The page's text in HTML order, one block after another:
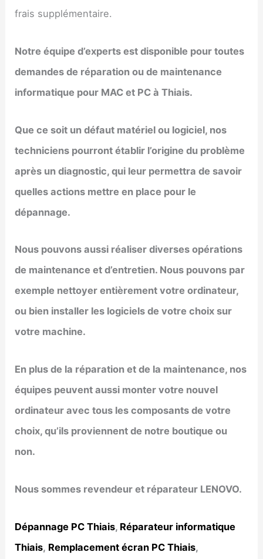
frais supplémentaire.
Notre équipe d’experts est disponible pour toutes
demandes de réparation ou de maintenance
informatique pour MAC et PC àThiais.
Que ce soit un défaut matériel ou logiciel, nos
techniciens pourront établir l’origine du problème
après un diagnostic, qui leur permettra de savoir
quelles actions mettre en place pour le
dépannage.
Nous pouvons aussi réaliser diverses opérations
de maintenance et d’entretien. Nous pouvons par
exemple nettoyer entièrement votre ordinateur,
ou bien installer les logiciels de votre choix sur
votre machine.
En plus de la réparation et de la maintenance, nos
équipes peuvent aussi monter votre nouvel
ordinateur avec tous les composants de votre
choix, qu’ils proviennent de notre boutique ou
non.
Nous sommes revendeur et réparateur LENOVO.
Dépannage PC Thiais, Réparateur informatique
Thiais, Remplacement écran PC Thiais,